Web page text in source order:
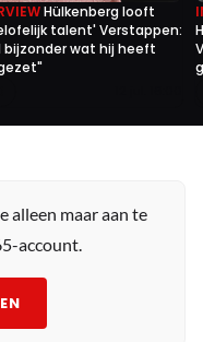
Hülkenberg looft
talent' Verstappen:
bijzonder wat hij heeft
alleen maar aan te
account.